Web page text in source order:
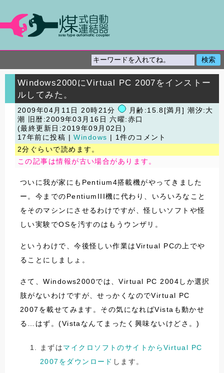
Windows2000にVirtual PC 2007をインストー
ルしてみた。
2009年04月11日 20時21分
月齢:15.8[満月] 潮汐:大
潮
旧暦:2009年03月16日 六曜:赤口
(最終更新日:2019年09月02日)
17年前に投稿 |Windows | 1件のコメント
2分ぐらいで読めます。
この記事は情報が古い場合があります。
ついに我が家にもPentium4搭載機がやってきました
ー。今までのPentiumIII機に代わり、いろいろなこと
をそのマシンにさせるわけですが、怪しいソフトや怪
しい実験でOSを汚すのはもうウンザリ。
というわけで、今後怪しい作業はVirtual PCの上でや
ることにしましょ。
さて、Windows2000では、Virtual PC 2004しか選択
肢がないわけですが、せっかくなのでVirtual PC
2007を載せてみます。その気になればVistaも動かせ
る…はず。(Vistaなんてまったく興味ないけどさ。)
まずはマイクロソフトのサイトからVirtual PC
2007をダウンロード します。